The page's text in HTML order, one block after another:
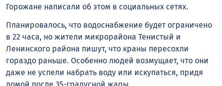
Горожане написали об этом в социальных сетях.
Планировалось, что водоснабжение будет ограничено
в 22 часа, но жители микрорайона Тенистый и
Ленинского района пишут, что краны пересохли
гораздо раньше. Особенно людей возмущает, что они
даже не успели набрать воду или искупаться, придя
домой после 35-градусной жары.